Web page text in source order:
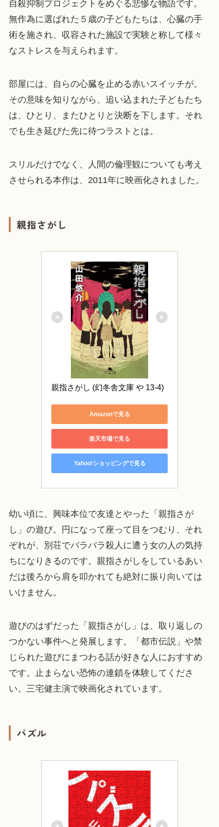
自殺抑制プロジェクトをめぐる悲惨な物語です。
無作為に選ばれた５歳の子どもたちは、心臓の手
術を施され、収容された施設で実験と称して様々
なストレスを与えられます。
部屋には、自らの心臓を止める赤いスイッチが。
その意味を知りながら、追い込まれた子どもたち
は、ひとり、またひとりと決断を下します。それ
でも生き延びた先に待つラストとは。
スリルだけでなく、人間の倫理観についても考え
させられる本作は、2011年に映画化されました。
親指さがし
親指さがし (幻冬舎文庫 や 13-4)
Amazonで見る
楽天市場で見る
Yahoo!ショッピングで見る
幼い頃に、興味本位で友達とやった「親指さが
し」の遊び。円になって座って目をつむり、それ
ぞれが、別荘でバラバラ殺人に遭う女の人の気持
ちになりきるのです。親指さがしをしているあい
だは後ろから肩を叩かれても絶対に振り向いては
いけません。
遊びのはずだった「親指さがし」は、取り返しの
つかない事件へと発展します。「都市伝説」や禁
じられた遊びにまつわる話が好きな人におすすめ
です。止まらない恐怖の連鎖を体験してくださ
い。三宅健主演で映画化されています。
パズル